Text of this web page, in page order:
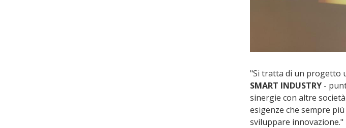
"Si tratta di un progetto
SMART INDUSTRY -
sinergie con altre
esigenze che sempre
sviluppare innovazione."